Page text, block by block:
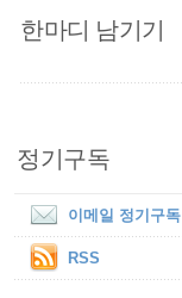
한마디 남기기
정기구독
이메일 정기구독
RSS